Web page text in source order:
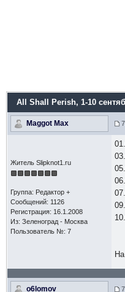
All Shall Perish, 1-10
Maggot Max
Житель Slipknot1.ru
Группа: Редактор +
Сообщений: 1126
Регистрация: 16.1.2008
Из: Зеленоград - Москва
Пользователь №: 7
o6lomov